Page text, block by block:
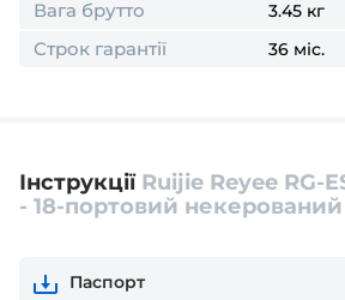
Вага брутто 3.45 кг
Строк гарантії 36 міс.
Інструкції Ruijie Reyee RG-
- 18-портовий
Паспорт